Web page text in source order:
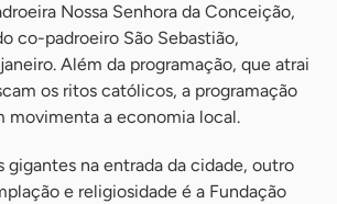
Nossa Senhora da Conceição,
co-padroeiro São Sebastião,
Além da programação, que atrai
os ritos católicos, a programação
movimenta a economia local.
gigantes na entrada da cidade, outro
e religiosidade é a Fundação